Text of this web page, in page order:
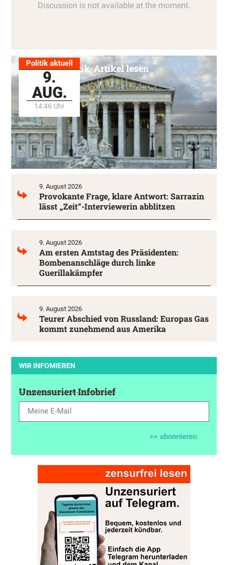
Politik aktuell
9.
AUG.
14:46 Uhr
Alle Politik-Artikel lesen
9. August 2026
Provokante Frage, klare Antwort: Sarrazin
lässt „Zeit“-Interviewerin abblitzen
9. August 2026
Am ersten Amtstag des Präsidenten:
Bombenanschläge durch linke
Guerillakämpfer
9. August 2026
Teurer Abschied von Russland: Europas Gas
kommt zunehmend aus Amerika
WIR INFOMIEREN
Unzensuriert Infobrief
>> abonnieren